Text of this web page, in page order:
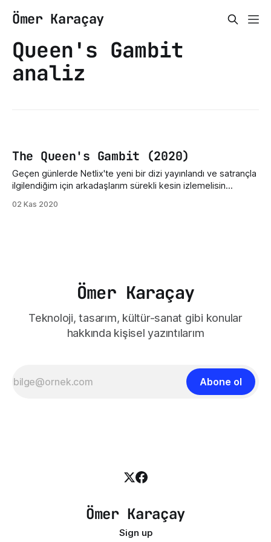
Ömer Karaçay
Queen's Gambit
analiz
The Queen's Gambit (2020)
Geçen günlerde Netlix'te yeni bir dizi yayınlandı ve satrançla
ilgilendiğim için arkadaşlarım sürekli kesin izlemelisin
tamamlayabildim. Bu mini-dizi'nin satranç severleri yeterince
02 Kas 2020
Ömer Karaçay
Teknoloji, tasarım, kültür-sanat gibi konular
hakkında kişisel yazıntılarım
Abone ol
Ömer Karaçay
Sign up